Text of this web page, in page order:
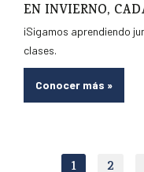
EN INVIERNO,
¡Sigamos aprendiendo
clases.
Conocer más »
1 2